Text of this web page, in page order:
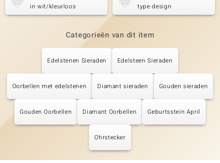
in wit/kleurloos
type design
Categorieën van dit item
Edelstenen Sieraden Edelsteen Sieraden
Oorbellen met edelstenen Diamant sieraden Gouden sieraden
Gouden Oorbellen Diamant Oorbellen Geburtsstein April
Ohrstecker